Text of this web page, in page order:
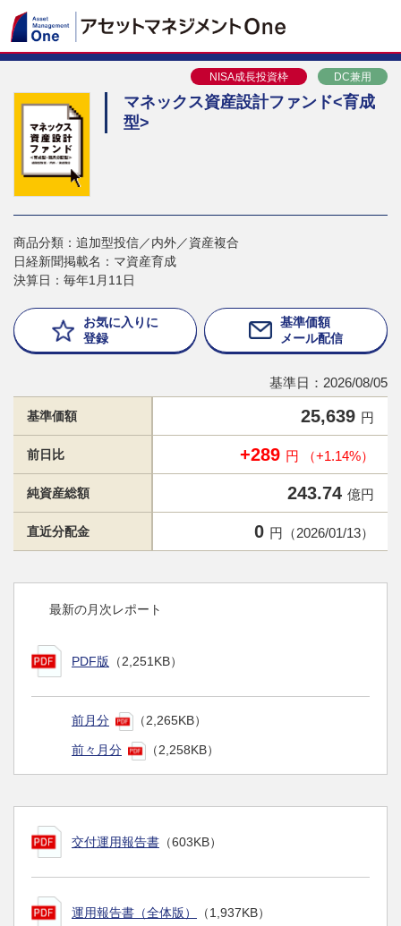
NISA成長投資枠 DC兼用
マネックス資産設計ファンド<育成
型>
商品分類：追加型投信／内外／資産複合
日経新聞掲載名：マ資産育成
決算日：毎年1月11日
お気に入りに
登録
基準価額
メール配信
基準日：2026/08/05
基準価額 25,639 円
前日比 +289 円 （+1.14%）
純資産総額 243.74 億円
直近分配金 0 円（2026/01/13）
最新の月次レポート
PDF版 （2,251KB）
前月分 （2,265KB）
前々月分 （2,258KB）
交付運用報告書 （603KB）
運用報告書（全体版） （1,937KB）